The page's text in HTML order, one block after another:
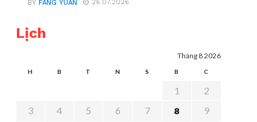
BYFANG YUAN 26.07.2026
Lịch
Tháng 8 2026
H B T N S B C
1
2
3
4 5 6 7 8
9